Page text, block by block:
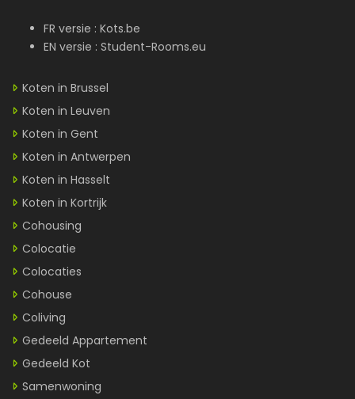
FR versie : Kots.be
EN versie : Student-Rooms.eu
Koten in Brussel
Koten in Leuven
Koten in Gent
Koten in Antwerpen
Koten in Hasselt
Koten in Kortrijk
Cohousing
Colocatie
Colocaties
Cohouse
Coliving
Gedeeld Appartement
Gedeeld Kot
Samenwoning